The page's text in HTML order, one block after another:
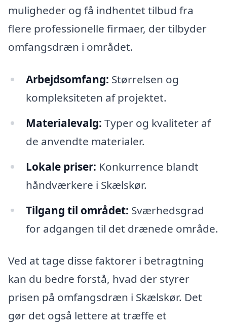
muligheder og få indhentet tilbud fra
flere professionelle firmaer, der tilbyder
omfangsdræn i området.
Arbejdsomfang: Størrelsen og
kompleksiteten af projektet.
Materialevalg: Typer og kvaliteter af
de anvendte materialer.
Lokale priser: Konkurrence blandt
håndværkere i Skælskør.
Tilgang til området: Sværhedsgrad
for adgangen til det drænede område.
Ved at tage disse faktorer i betragtning
kan du bedre forstå, hvad der styrer
prisen på omfangsdræn i Skælskør. Det
gør det også lettere at træffe et